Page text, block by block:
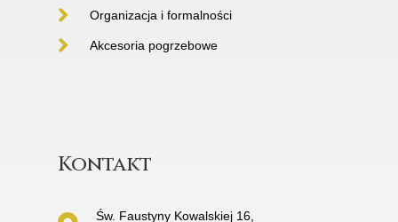
Organizacja i formalności
Akcesoria pogrzebowe
Kontakt
Św. Faustyny Kowalskiej 16,